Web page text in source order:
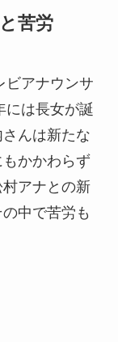
苦労
ビアナウンサ
には長女が誕
んは新たな
かかわらず
アナとの新
中で苦労も